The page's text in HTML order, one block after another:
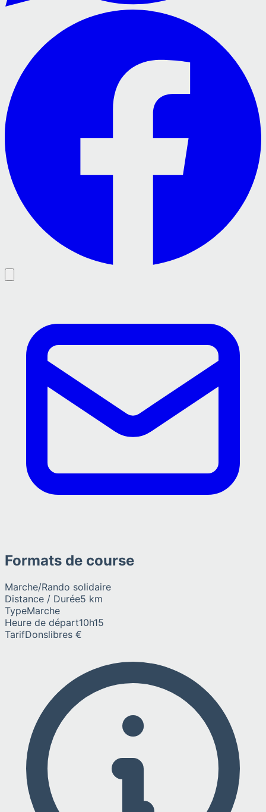
Formats de course
Marche/Rando solidaire
Distance / Durée5 km
TypeMarche
Heure de départ10h15
TarifDonslibres €